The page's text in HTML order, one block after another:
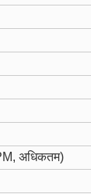
अधिकतम)